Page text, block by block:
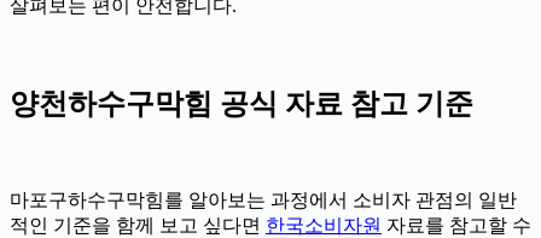
살펴보는 편이 안전합니다.
양천하수구막힘 공식 자료 참고 기준
마포구하수구막힘를 알아보는 과정에서 소비자 관점의 일반
적인 기준을 함께 보고 싶다면 한국소비자원 자료를 참고할 수